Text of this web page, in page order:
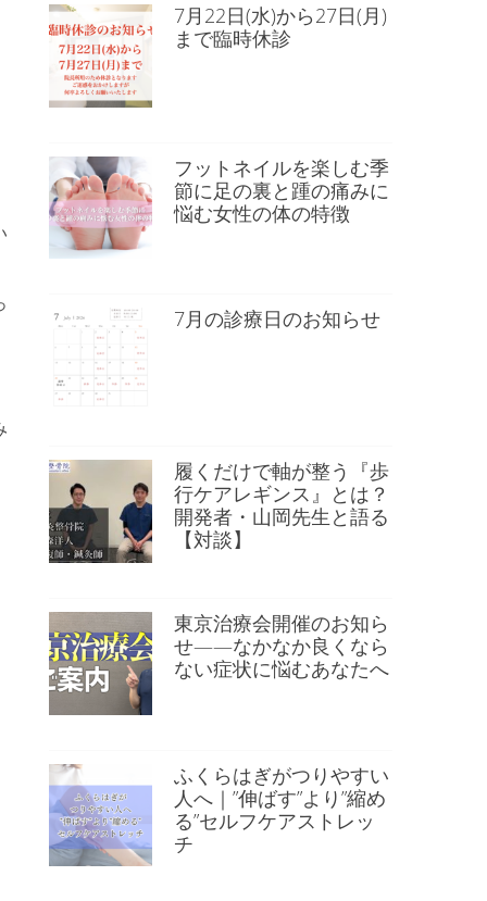
7月22日(水)から27日(月)
まで臨時休診
フットネイルを楽しむ季
節に足の裏と踵の痛みに
悩む女性の体の特徴
7月の診療日のお知らせ
履くだけで軸が整う『歩
行ケアレギンス』とは？
開発者・山岡先生と語る
【対談】
東京治療会開催のお知ら
せ——なかなか良くなら
ない症状に悩むあなたへ
ふくらはぎがつりやすい
人へ｜”伸ばす”より”縮め
る”セルフケアストレッ
チ